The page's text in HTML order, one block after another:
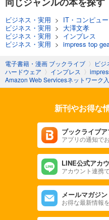
ビジネス・実用 > IT・コンピュ
ビジネス・実用 > 大澤文孝
ビジネス・実用 > インプレス
ビジネス・実用 > impress top
電子書籍・漫画 ブックライブ 〉 ビジ
ハードウェア 〉 インプレス 〉
Amazon Web Servicesネットワーク
新刊やお得な
ブックライブア
アプリの通知で
LINE公式アカ
アカウント連携
メールマガジン
お得な最新情報